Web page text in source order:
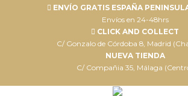
ENVÍO GRATIS ESPAÑA
Envíos en 24-48hrs
CLICK AND COLLECT
C/ Gonzalo de Córdoba 8, Madrid
NUEVA TIENDA
C/ Compañia 35, Málaga